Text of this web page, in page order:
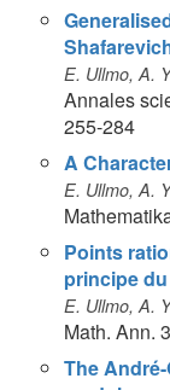
E. Ullmo, A.
Annales
255-284
A
E. Ullmo, A.
Points
principe
E. Ullmo, A.
Math. Ann.
The